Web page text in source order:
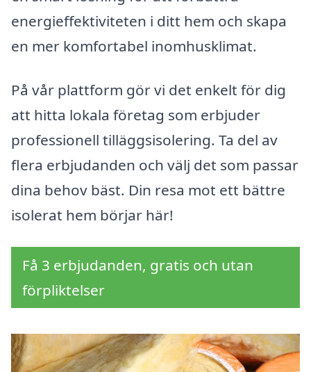
energieffektiviteten i ditt hem och skapa
en mer komfortabel inomhusklimat.
På vår plattform gör vi det enkelt för dig
att hitta lokala företag som erbjuder
professionell tilläggsisolering. Ta del av
flera erbjudanden och välj det som passar
dina behov bäst. Din resa mot ett bättre
isolerat hem börjar här!
Få 3 erbjudanden, gratis och utan
förpliktelser